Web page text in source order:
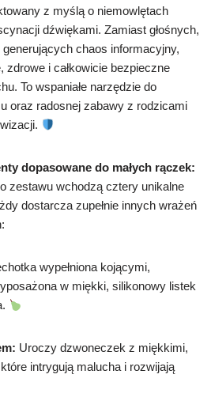
z myślą o niemowlętach
dźwiękami. Zamiast głośnych,
chaos informacyjny,
zdrowe i całkowicie bezpieczne
To wspaniałe narzędzie do
oraz radosnej zabawy z rodzicami
dopasowane do małych rączek:
zestawu wchodzą cztery unikalne
dostarcza zupełnie innych wrażeń
wypełniona kojącymi,
w miękki, silikonowy listek
Uroczy dzwoneczek z miękkimi,
intrygują malucha i rozwijają